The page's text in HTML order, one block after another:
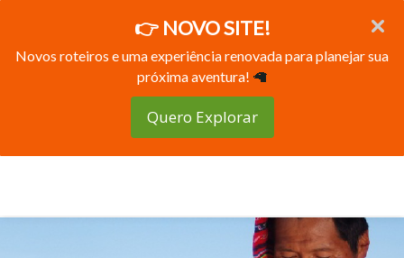
👉 NOVO SITE!
Novos roteiros e uma experiência renovada para planejar sua
próxima aventura! 🦙
Quero Explorar